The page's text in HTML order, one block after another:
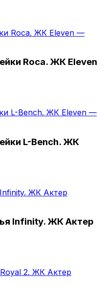
Roca. ЖК Eleven
L-Bench. ЖК
Infinity. ЖК Актер